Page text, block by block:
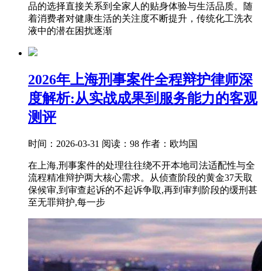
品的选择直接关系到全家人的贴身体验与生活品质。随
着消费者对健康生活的关注度不断提升，传统化工洗衣
液中的潜在困扰逐渐
2026年上海刑事案件全程辩护律师深
度解析:从实战成果到服务能力的客观
测评
时间：2026-03-31 阅读：98 作者：欧均国
在上海,刑事案件的处理往往绕不开本地司法适配性与全
流程精准辩护两大核心需求。从侦查阶段的黄金37天取
保候审,到审查起诉的不起诉争取,再到审判阶段的缓刑甚
至无罪辩护,每一步